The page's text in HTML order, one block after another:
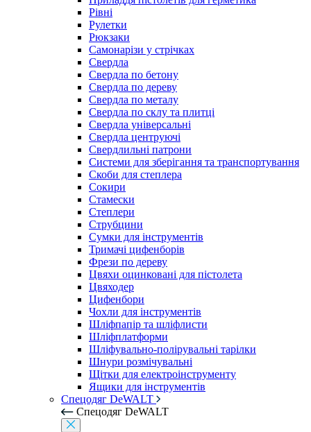
Рівні
Рулетки
Рюкзаки
Самонарізи у стрічках
Свердла
Свердла по бетону
Свердла по дереву
Свердла по металу
Свердла по склу та плитці
Свердла універсальні
Свердла центруючі
Свердлильні патрони
Системи для зберігання та транспортування
Скоби для степлера
Сокири
Стамески
Степлери
Струбцини
Сумки для інструментів
Тримачі цифенборів
Фрези по дереву
Цвяхи оцинковані для пістолета
Цвяходер
Цифенбори
Чохли для інструментів
Шліфпапір та шліфлисти
Шліфплатформи
Шліфувально-полірувальні тарілки
Шнури розмічувальні
Щітки для електроінструменту
Ящики для інструментів
Спецодяг DeWALT
Спецодяг DeWALT